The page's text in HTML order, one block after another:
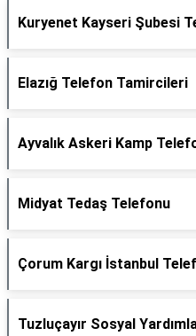
Kuryenet Kayseri Şubesi
Elazığ Telefon Tamircileri
Ayvalık Askeri Kamp
Midyat Tedaş Telefonu
Çorum Kargı İstanbul
Tuzluçayır Sosyal